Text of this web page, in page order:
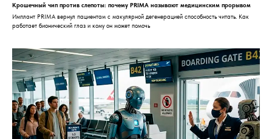
Крошечный чип против слепоты: почему PRIMA называют медицинским прорывом
Имплант PRIMA вернул пациентам с макулярной дегенерацией способность читать. Как
работает бионический глаз и кому он может помочь